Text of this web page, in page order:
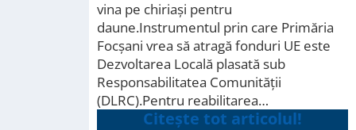
vina pe chiriași pentru
daune.Instrumentul prin care Primăria
Focșani vrea să atragă fonduri UE este
Dezvoltarea Locală plasată sub
Responsabilitatea Comunității
(DLRC).Pentru reabilitarea…
Citește tot articolul!